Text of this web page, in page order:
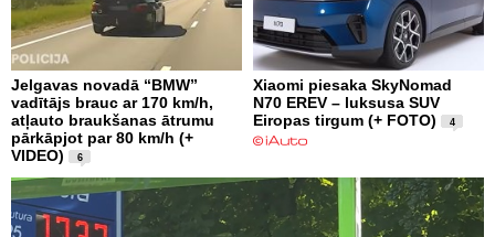
Jelgavas novadā “BMW”
vadītājs brauc ar 170 km/h,
atļauto braukšanas ātrumu
pārkāpjot par 80 km/h (+
VIDEO)
6
Xiaomi piesaka SkyNomad
N70 EREV – luksusa SUV
Eiropas tirgum (+ FOTO)
4